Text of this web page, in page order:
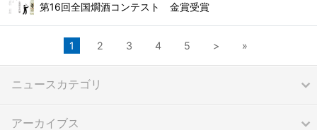
第16回全国燗酒コンテスト 金賞受賞
1 2 3 4 5 > »
ニュースカテゴリ
アーカイブス